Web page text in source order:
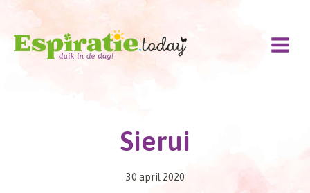
Doorgaan
inhoud
Sierui
30 april 2020